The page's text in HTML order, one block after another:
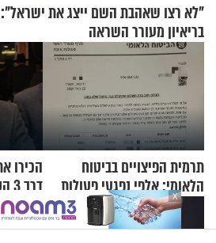
"לא רצו שאהבת השם ייצג את ישראל":
בריאיון מעורר השראה
תרמית הפיצויים בביטוח
הלאומי: אלפי נפגעי פעולות
איבה קיבלו כספים במירמה
הכירו
האלה
X